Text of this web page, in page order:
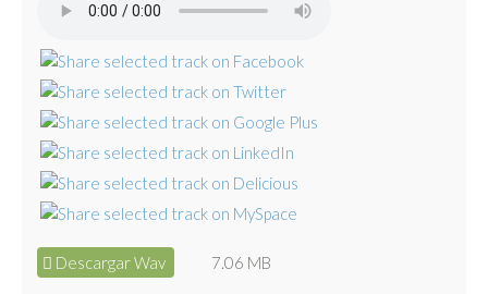
Descargar Wav 7.06 MB